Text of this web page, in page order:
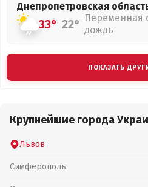
Днепропетровская
33° 22° Переменная
дождь
ПОКАЗАТЬ
Крупнейшие города
Львов
Симферополь